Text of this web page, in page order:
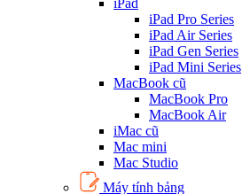
iPad
iPad Pro Series
iPad Air Series
iPad Gen Series
iPad Mini Series
MacBook cũ
MacBook Pro
MacBook Air
iMac cũ
Mac mini
Mac Studio
Máy tính bảng